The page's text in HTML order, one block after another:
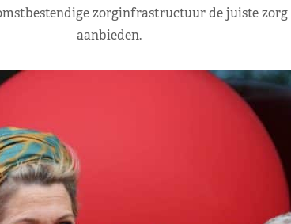
zorginfrastructuur de juiste
aanbieden.